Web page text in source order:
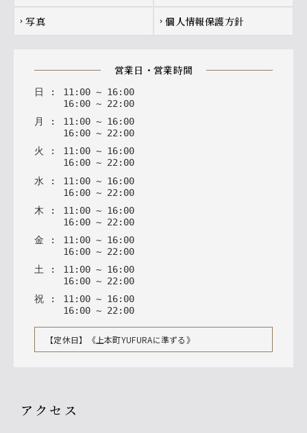
chevron_right 写真 chevron_right 個人情報保護方針
営業日・営業時間
日 : 11 : 00 ~ 16: 00
16: 00 ~ 22 : 00
月
: 11: 00 ~ 16: 00
16: 00 ~ 22: 00
火
: 11: 00 ~ 16: 00
16: 00 ~ 22: 00
水 : 11 : 00 ~ 16: 00
16: 00 ~ 22 : 00
木 : 11 : 00 ~ 16: 00
16: 00 ~ 22 : 00
金 : 11 : 00 ~ 16: 00
16: 00 ~ 22 : 00
土 : 11 : 00 ~ 16: 00
16: 00 ~ 22 : 00
祝 : 11 : 00 ~ 16: 00
16: 00 ~ 22 : 00
【定休日】《上本町YUFURAに準ずる》
アクセス